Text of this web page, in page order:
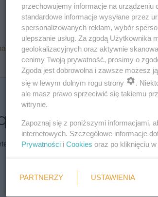
o ekspresie, który przygotuje mleko
the verification check.
Weryfikacja
Wymagane
przechowujemy informacje na urządzeniu
standardowe informacje wysyłane przez
spersonalizowanych reklam, wybór
ulepszanie usług. Za zgodą Użytkownika
geolokalizacyjnych oraz aktywnie
cenimy Twoją prywatność, prosimy o
Zgoda jest dobrowolna i zawsze możesz
się w lewym dolnym rogu strony
.
ale masz prawo sprzeciwić się takiemu
witrynie.
Zapoznaj się z poniższymi informacjami,
internetowych. Szczegółowe informacje
Prywatności i Cookies oraz po kliknięciu w
PARTNERZY USTAWIENIA